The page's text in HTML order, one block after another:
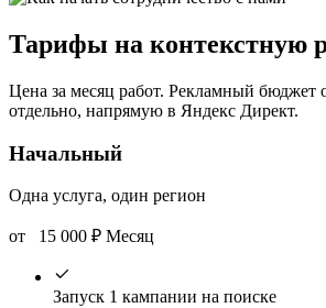
Тарифы на контекстную
Цена за месяц работ. Рекламный бюджет
отдельно, напрямую в Яндекс Директ.
Начальный
Одна услуга, один регион
от 15 000 ₽ Месяц
Запуск 1 кампании на поиске